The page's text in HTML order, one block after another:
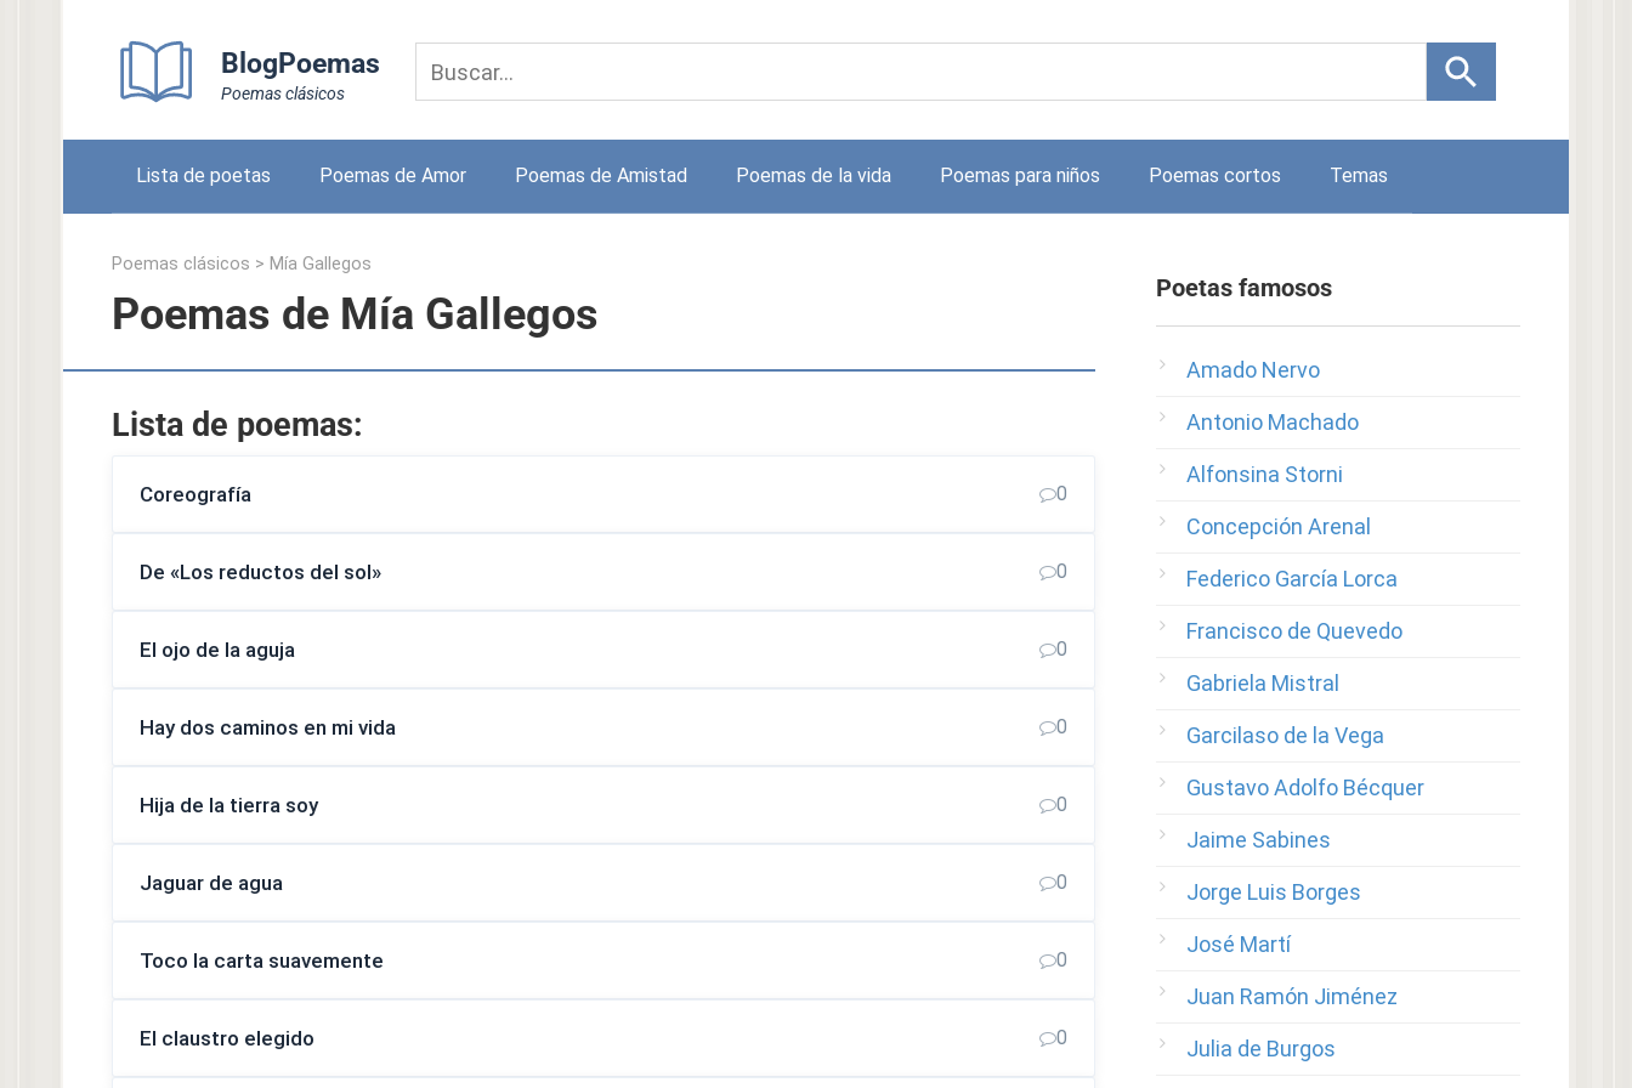
BlogPoemas
Poemas clásicos
Lista de poetas Poemas de Amor Poemas de Amistad Poemas de la vida Poemas para niños Poemas cortos Temas
Poemas clásicos > Mía Gallegos
Poemas de Mía Gallegos
Lista de poemas:
Coreografía 0
De «Los reductos del sol» 0
El ojo de la aguja 0
Hay dos caminos en mi vida 0
Hija de la tierra soy 0
Jaguar de agua 0
Toco la carta suavemente 0
El claustro elegido 0
Poetas famosos
Amado Nervo
Antonio Machado
Alfonsina Storni
Concepción Arenal
Federico García Lorca
Francisco de Quevedo
Gabriela Mistral
Garcilaso de la Vega
Gustavo Adolfo Bécquer
Jaime Sabines
Jorge Luis Borges
José Martí
Juan Ramón Jiménez
Julia de Burgos